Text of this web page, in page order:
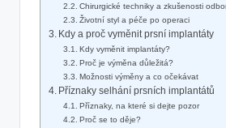
Chirurgické techniky a zkušenosti
Životní styl a péče po operaci
Kdy a proč vyměnit prsní implantáty
Kdy vyměnit implantáty?
Proč je výměna důležitá?
Možnosti výměny a co očekávat
Příznaky selhání prsních implantátů
Příznaky, na které si dejte pozor
Proč se to děje?